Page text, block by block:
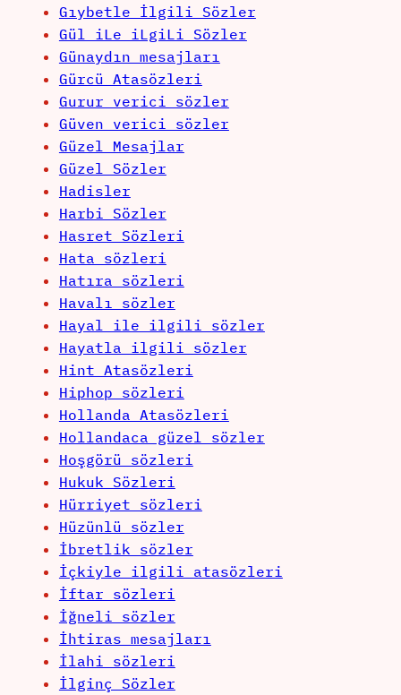
Gıybetle İlgili Sözler
Gül iLe iLgiLi Sözler
Günaydın mesajları
Gürcü Atasözleri
Gurur verici sözler
Güven verici sözler
Güzel Mesajlar
Güzel Sözler
Hadisler
Harbi Sözler
Hasret Sözleri
Hata sözleri
Hatıra sözleri
Havalı sözler
Hayal ile ilgili sözler
Hayatla ilgili sözler
Hint Atasözleri
Hiphop sözleri
Hollanda Atasözleri
Hollandaca güzel sözler
Hoşgörü sözleri
Hukuk Sözleri
Hürriyet sözleri
Hüzünlü sözler
İbretlik sözler
İçkiyle ilgili atasözleri
İftar sözleri
İğneli sözler
İhtiras mesajları
İlahi sözleri
İlginç Sözler